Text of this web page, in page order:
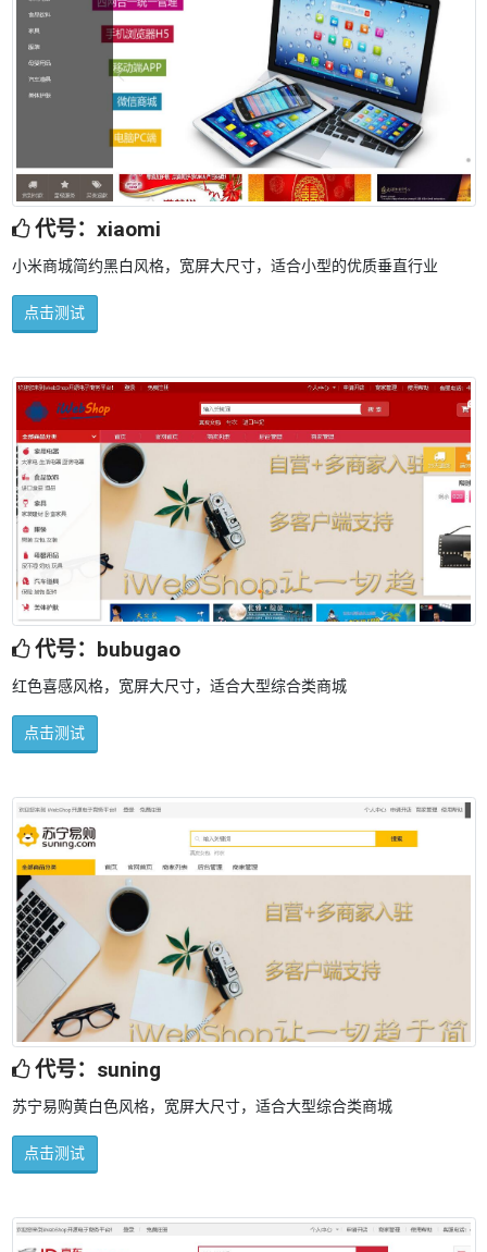
代号：xiaomi
小米商城简约黑白风格，宽屏大尺寸，适合小型的优质垂直行业
点击测试
代号：bubugao
红色喜感风格，宽屏大尺寸，适合大型综合类商城
点击测试
代号：suning
苏宁易购黄白色风格，宽屏大尺寸，适合大型综合类商城
点击测试